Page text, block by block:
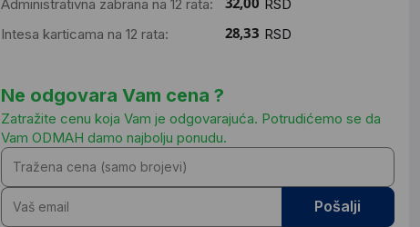
Administrativna zabrana na 12 rata:
RSD
Intesa karticama na 12 rata:
RSD
Ne odgovara Vam cena ?
Zatražite cenu koja Vam je odgovarajuća. Potrudićemo se da
Vam ODMAH damo najbolju ponudu.
Pošalji